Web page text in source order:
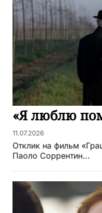
«Я люблю
11.07.2026
Отклик на фильм
Паоло Соррентин...